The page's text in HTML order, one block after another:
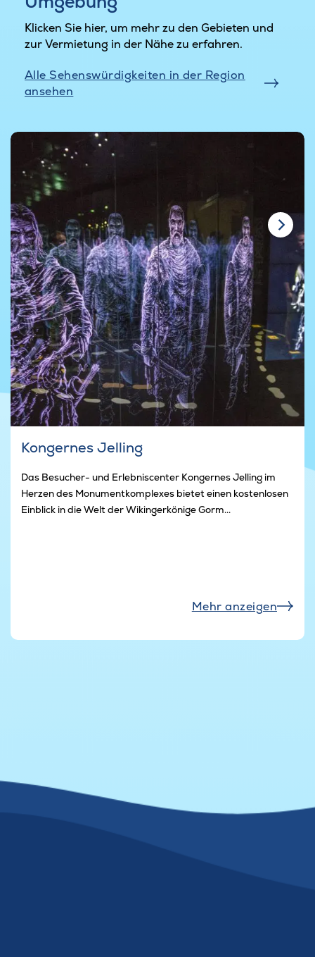
Klicken Sie hier, um mehr zu den Gebieten und
zur Vermietung in der Nähe zu erfahren.
Alle Sehenswürdigkeiten in der Region
ansehen
Kongernes Jelling
Das Besucher- und Erlebniscenter Kongernes Jelling im
Herzen des Monumentkomplexes bietet einen kostenlosen
Einblick in die Welt der Wikingerkönige Gorm...
Mehr anzeigen